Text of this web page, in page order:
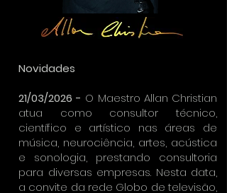
Novidades
21/03/2026 - O Maestro Allan Christian
atua como consultor técnico,
científico e artístico nas áreas de
música, neurociência, artes, acústica
e sonologia, prestando consultoria
para diversas empresas. Nesta data,
a convite da rede Globo de televisão,